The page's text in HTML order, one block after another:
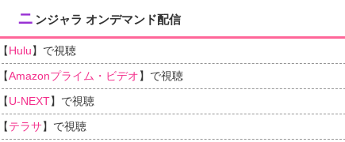
ニ ンジャラ オンデマンド配信
【Hulu】で視聴
【Amazonプライム・ビデオ】で視聴
【U-NEXT】で視聴
【テラサ】で視聴